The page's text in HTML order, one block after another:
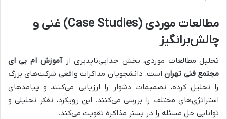
مطالعات موردی (Case Studies) غنی و
چالش‌برانگیز
تحلیل مطالعات موردی، بخش جدایی‌ناپذیری ازآموزش ام بی ای
مجتمع فنی تهراناست. دانشجویان مذاکرات واقعی شرکت‌های بزرگ
را تحلیل کرده، تصمیمات دشوار را ارزیابی می‌کنند و پیامدهای
استراتژی‌های مختلف را بررسی می‌کنند. این رویکرد، تفکر تحلیلی و
توانایی حل مسئله را در بستر مذاکره تقویت می‌کند.